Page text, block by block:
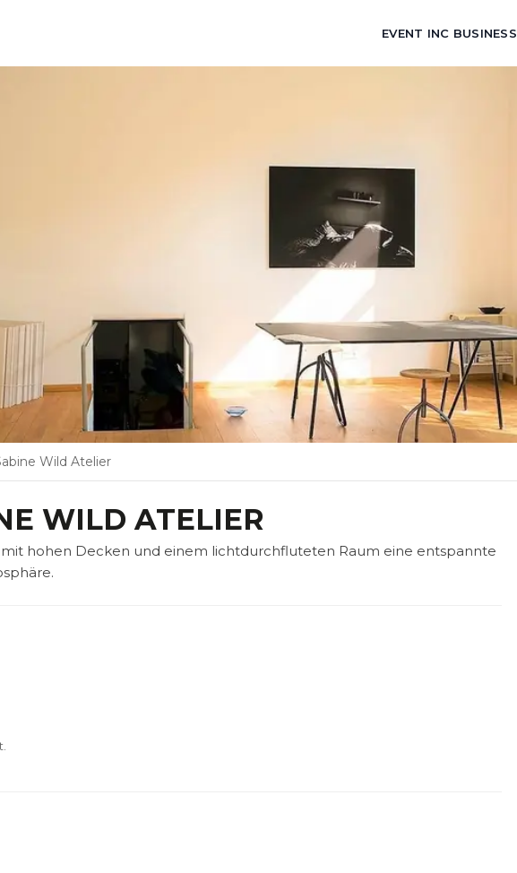
EVENT INC BUSINESS
Wild Atelier
WILD ATELIER
hohen Decken und einem lichtdurchfluteten Raum eine entspannte